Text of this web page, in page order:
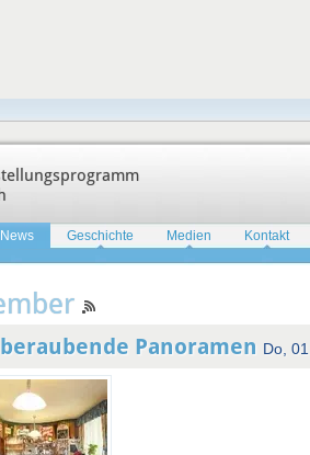
News Geschichte Medien Kontakt
Panoramen Do,